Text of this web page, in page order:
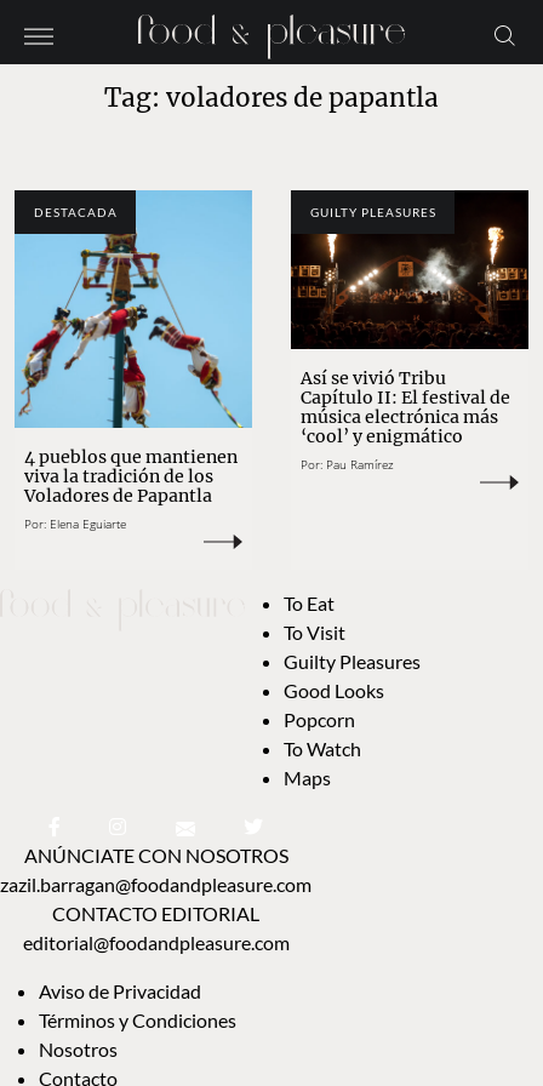
Tag: voladores de papantla
DESTACADA
4 pueblos que mantienen
viva la tradición de los
Voladores de Papantla
Por: Elena Eguiarte
GUILTY PLEASURES
Así se vivió Tribu
Capítulo II: El festival de
música electrónica más
‘cool’ y enigmático
Por: Pau Ramírez
To Eat
To Visit
Guilty Pleasures
Good Looks
Popcorn
To Watch
Maps
ANÚNCIATE CON NOSOTROS
zazil.barragan@foodandpleasure.com
CONTACTO EDITORIAL
editorial@foodandpleasure.com
Aviso de Privacidad
Términos y Condiciones
Nosotros
Contacto